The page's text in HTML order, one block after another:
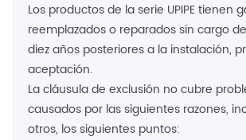
Los productos de la serie UPIPE tienen
reemplazados o reparados sin cargo
diez años posteriores a la instalación,
aceptación.
La cláusula de exclusión no cubre
causados ​​por las siguientes razones,
otros, los siguientes puntos: